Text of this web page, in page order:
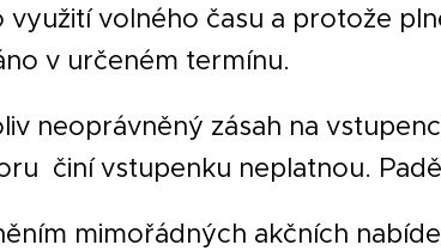
využití volného času a protože
v určeném termínu.
neoprávněný zásah na
činí vstupenku neplatnou.
mimořádných akčních